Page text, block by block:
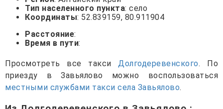
Тип населенного пункта: село
Координаты: 52.839159, 80.911904
Расстояние:
Время в пути:
Просмотреть все такси Долгодеревенского. По
приезду в Завьялово можно воспользоваться
местными службами такси села Завьялово.